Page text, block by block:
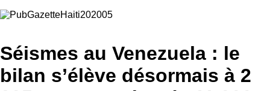
Séismes au Venezuela : le
bilan s’élève désormais à 2